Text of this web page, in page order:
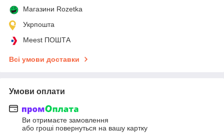
Магазини Rozetka
Укрпошта
Meest ПОШТА
Всі умови доставки
Умови оплати
Ви отримаєте замовлення
або гроші повернуться на вашу картку